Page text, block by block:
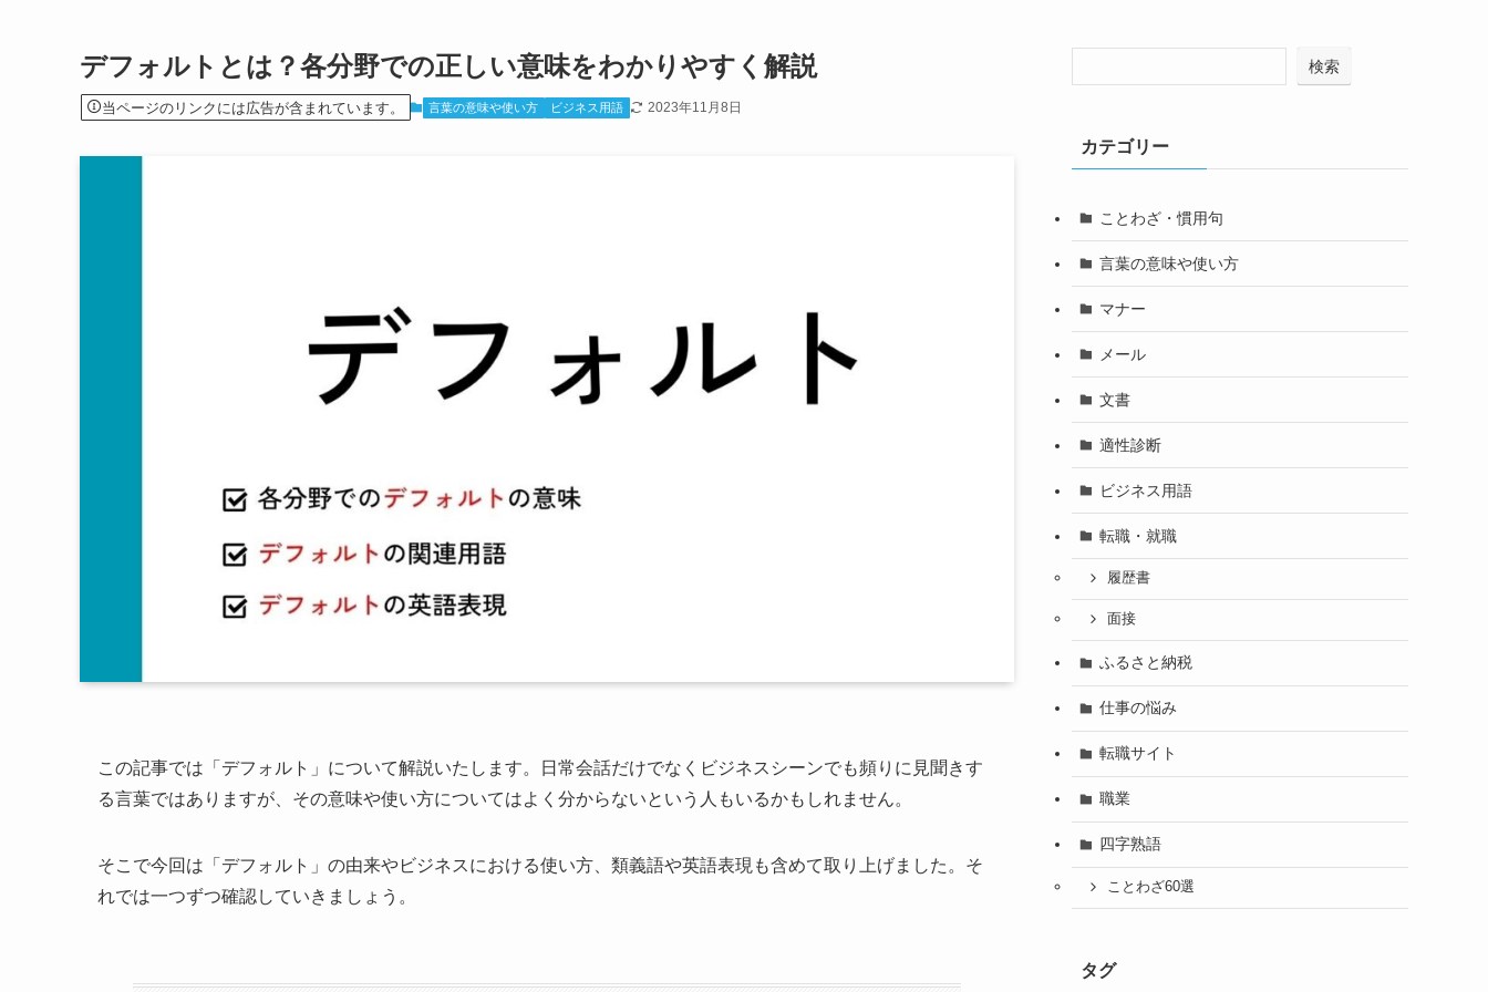
デフォルトとは？各分野での正しい意味をわかりやすく解説
当ページのリンクには広告が含まれています。 言葉の意味や使い方 ビジネス用語 2023年11月8日
この記事では「デフォルト」について解説いたします。日常会話だけでなくビジネスシーンでも頻りに見聞きす
る言葉ではありますが、その意味や使い方についてはよく分からないという人もいるかもしれません。
そこで今回は「デフォルト」の由来やビジネスにおける使い方、類義語や英語表現も含めて取り上げました。そ
れでは一つずつ確認していきましょう。
検索
カテゴリー
ことわざ・慣用句
言葉の意味や使い方
マナー
メール
文書
適性診断
ビジネス用語
転職・就職
履歴書
面接
ふるさと納税
仕事の悩み
転職サイト
職業
四字熟語
ことわざ60選
タグ